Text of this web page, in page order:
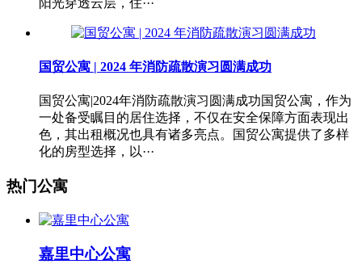
国贸公寓 | 2024 年消防疏散演习圆满成功
国贸公寓|2024年消防疏散演习圆满成功国贸公寓，作为
一处备受瞩目的居住选择，不仅在安全保障方面表现出
色，其出租概况也具有诸多亮点。国贸公寓提供了多样
化的房型选择，以···
热门公寓
嘉里中心公寓